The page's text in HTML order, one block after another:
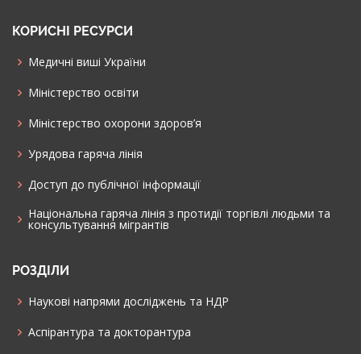
КОРИСНІ РЕСУРСИ
Медичні виші України
Міністерство освіти
Міністерство охорони здоров’я
Урядова гаряча лінія
Доступ до публічної інформації
Національна гаряча лінія з протидії торгівлі людьми та
консультування мiгрантiв
РОЗДІЛИ
Наукові напрями досліджень та НДР
Аспірантура та докторантура